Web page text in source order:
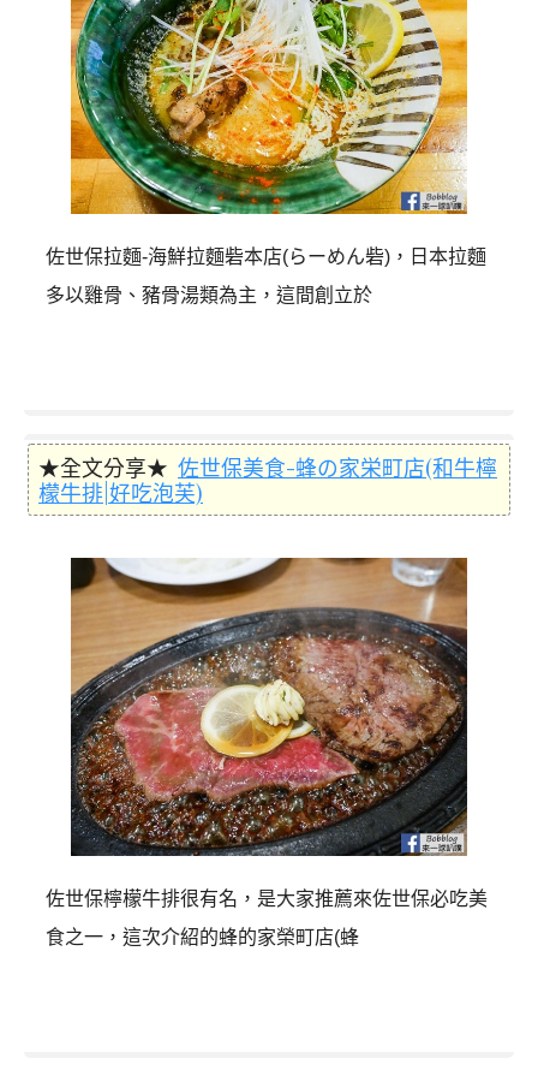
佐世保拉麵-海鮮拉麵砦本店(らーめん砦)，日本拉麵
多以雞骨、豬骨湯類為主，這間創立於
★全文分享★ 佐世保美食-蜂の家栄町店(和牛檸
檬牛排|好吃泡芙)
佐世保檸檬牛排很有名，是大家推薦來佐世保必吃美
食之一，這次介紹的蜂的家榮町店(蜂